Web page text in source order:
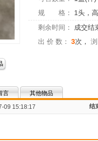
规 格：
1头，
剩余时间：
成交结
出 价 数：
3次，
言
其他物品
09 15:18:17 结